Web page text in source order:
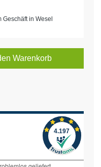
Geschäft in Wesel
gewünschten
Warenkorb